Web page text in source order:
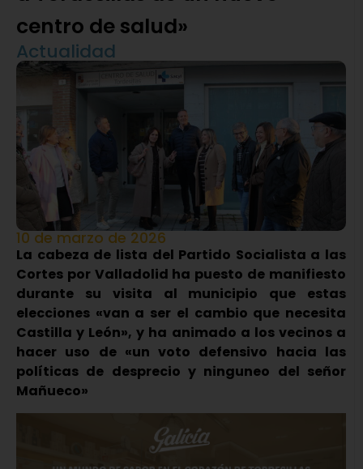
centro de salud»
Actualidad
10 de marzo de 2026
La cabeza de lista del Partido Socialista a las
Cortes por Valladolid ha puesto de manifiesto
durante su visita al municipio que estas
elecciones «van a ser el cambio que necesita
Castilla y León», y ha animado a los vecinos a
hacer uso de «un voto defensivo hacia las
políticas de desprecio y ninguneo del señor
Mañueco»